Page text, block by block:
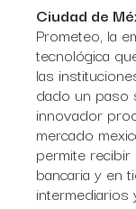
Ciudad de
Prometeo, la
tecnológica
las
dado un paso
innovador
mercado
permite
bancaria y en
intermediarios